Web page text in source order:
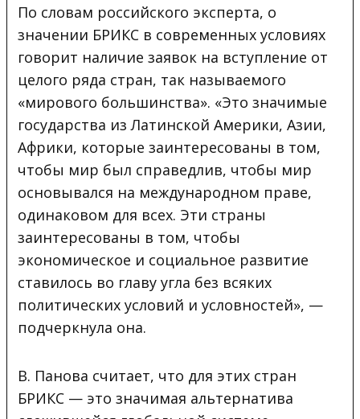
По словам российского эксперта, о
значении БРИКС в современных условиях
говорит наличие заявок на вступление от
целого ряда стран, так называемого
«мирового большинства». «Это значимые
государства из Латинской Америки, Азии,
Африки, которые заинтересованы в том,
чтобы мир был справедлив, чтобы мир
основывался на международном праве,
одинаковом для всех. Эти страны
заинтересованы в том, чтобы
экономическое и социальное развитие
ставилось во главу угла без всяких
политических условий и условностей», —
подчеркнула она.
В. Панова считает, что для этих стран
БРИКС — это значимая альтернатива